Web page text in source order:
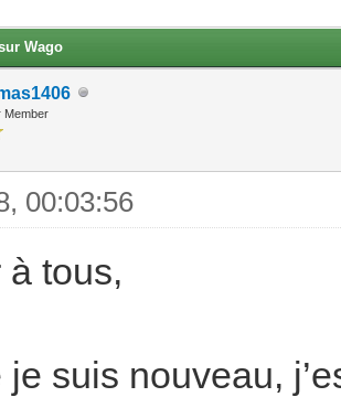
Wago
Member
00:03:56
tous,
je suis nouveau,